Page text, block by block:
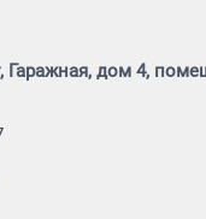
Гаражная, дом 4,